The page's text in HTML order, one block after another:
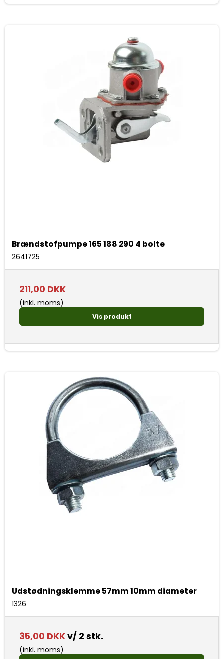
Brændstofpumpe 165 188 290 4 bolte
2641725
211,00 DKK
(inkl. moms)
Vis produkt
Udstødningsklemme 57mm 10mm diameter
1326
35,00 DKKv/ 2 stk.
(inkl. moms)